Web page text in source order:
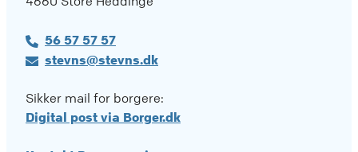
56 57 57 57
stevns@stevns.dk
Sikker mail for borgere:
Digital post via Borger.dk